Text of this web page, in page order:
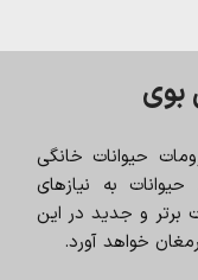
بوی
حیوانات خانگی
به نیازهای
برتر و جدید در این
خواهد آورد.